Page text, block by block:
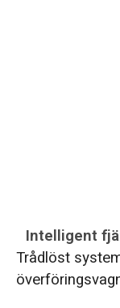
Intelligent
Trådlöst